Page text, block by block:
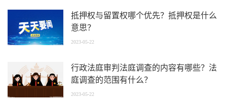
抵押权与留置权哪个优先？抵押权是什么
意思？
2023-05-22
行政法庭审判法庭调查的内容有哪些？法
庭调查的范围有什么？
2023-05-22